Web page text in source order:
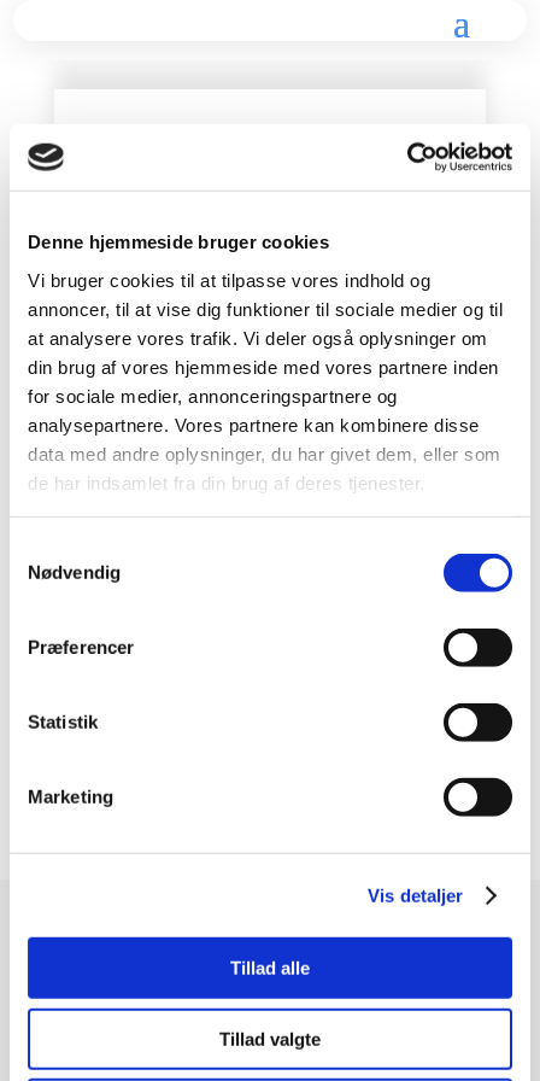
Denne hjemmeside bruger cookies
Vi bruger cookies til at tilpasse vores indhold og
annoncer, til at vise dig funktioner til sociale medier og til
at analysere vores trafik. Vi deler også oplysninger om
din brug af vores hjemmeside med vores partnere inden
for sociale medier, annonceringspartnere og
analysepartnere. Vores partnere kan kombinere disse
data med andre oplysninger, du har givet dem, eller som
de har indsamlet fra din brug af deres tjenester.
Nødvendig
Præferencer
Statistik
Marketing
Vis detaljer
Tillad alle
Tillad valgte
MOTIVER FRA
AARHUS
Grafiske plakater som jeg har
udarbejdet over tid med motiver
primært fra Aarhus.
LINK
Hjemmeside
DATO
2015 – nu
RESULTATET
har lavet
Søren Vigsø Morthorst
Toldhusvej 4, Stauning, 6900 Skjern
28 70 70 13–kontakt@innovimo.dk